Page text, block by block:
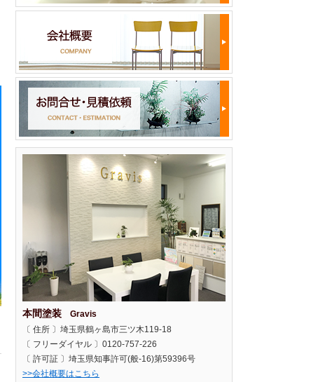
本間塗装
Gravis
〔 住所 〕埼玉県鶴ヶ島市三ツ木119-18
〔 フリーダイヤル 〕0120-757-226
〔 許可証 〕埼玉県知事許可(般-16)第59396号
>>会社概要はこちら